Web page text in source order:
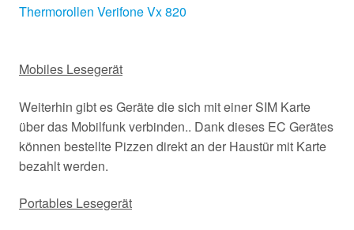
Thermorollen Verifone Vx 820
Mobiles Lesegerät
Weiterhin gibt es Geräte die sich mit einer SIM Karte
über das Mobilfunk verbinden.. Dank dieses EC Gerätes
können bestellte Pizzen direkt an der Haustür mit Karte
bezahlt werden.
Portables Lesegerät